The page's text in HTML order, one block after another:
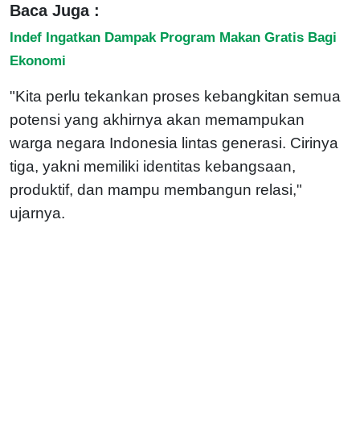
Baca Juga :
Indef Ingatkan Dampak Program Makan Gratis Bagi
Ekonomi
"Kita perlu tekankan proses kebangkitan semua
potensi yang akhirnya akan memampukan
warga negara Indonesia lintas generasi. Cirinya
tiga, yakni memiliki identitas kebangsaan,
produktif, dan mampu membangun relasi,"
ujarnya.